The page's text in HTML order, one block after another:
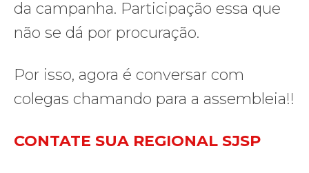
da campanha. Participação essa que
não se dá por procuração.
Por isso, agora é conversar com
colegas chamando para a assembleia!!
CONTATE SUA REGIONAL SJSP